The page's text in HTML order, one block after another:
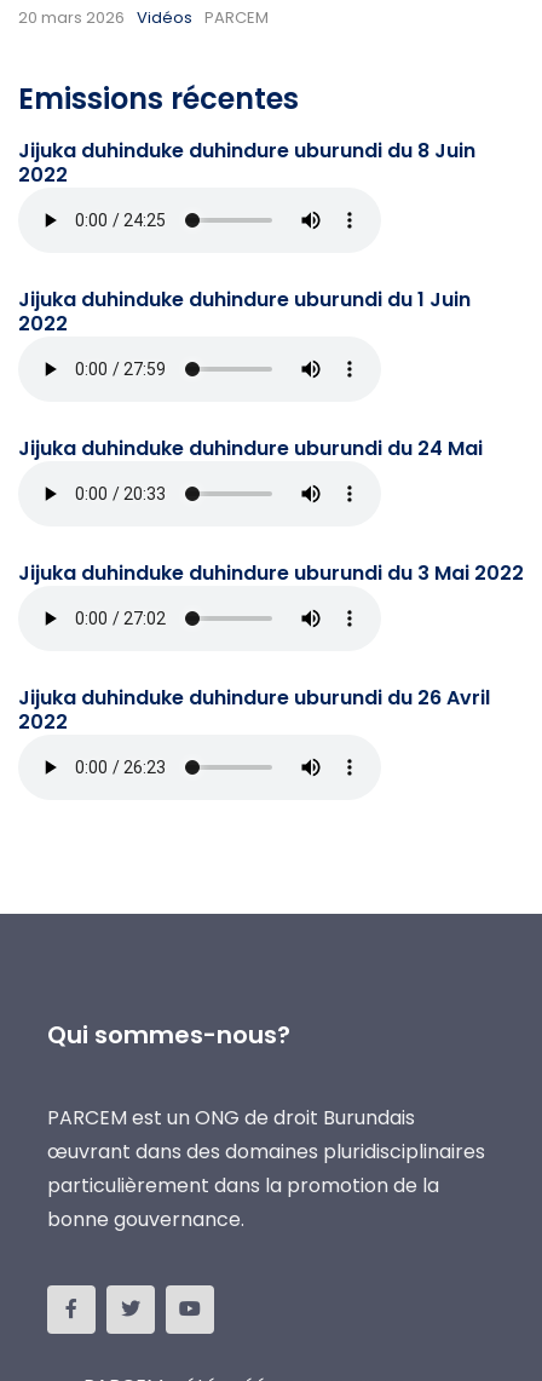
20 mars 2026 Vidéos PARCEM
Emissions récentes
Jijuka duhinduke duhindure uburundi du 8 Juin
2022
Jijuka duhinduke duhindure uburundi du 1 Juin
2022
Jijuka duhinduke duhindure uburundi du 24 Mai
Jijuka duhinduke duhindure uburundi du 3 Mai 2022
Jijuka duhinduke duhindure uburundi du 26 Avril
2022
Qui sommes-nous?
PARCEM est un ONG de droit Burundais
œuvrant dans des domaines pluridisciplinaires
particulièrement dans la promotion de la
bonne gouvernance.